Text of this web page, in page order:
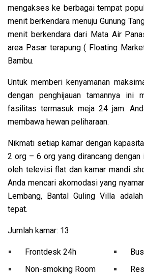
mengakses ke berbagai tempat
menit berkendara menuju Gunung
menit berkendara dari Mata Air
area Pasar terapung ( Floating
Bambu.
Untuk memberi kenyamanan
dengan penghijauan tamannya ini
fasilitas termasuk meja 24 jam.
membawa hewan peliharaan.
Nikmati setiap kamar dengan
2 org – 6 org yang dirancang dengan
oleh televisi flat dan kamar mandi
Anda mencari akomodasi yang
Lembang, Bantal Guling Villa
tepat.
Jumlah kamar: 13
Frontdesk 24h
Non-smoking Room